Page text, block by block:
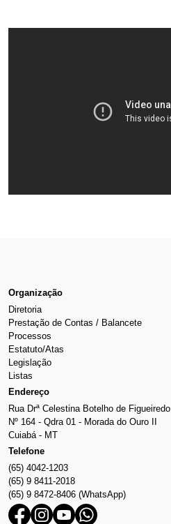
Organização
Diretoria
Prestação de Contas / Balancete
Processos
Estatuto/Atas
Legislação
Listas
Endereço
Rua Drª Celestina Botelho de Figueiredo
Nº 164 - Qdra 01 - Morada do Ouro II
Cuiabá - MT
Telefone
(65) 4042-1203
(65) 9 8411-2018
(65) 9 8472-8406 (WhatsApp)
FacebookInstagram
Youtube